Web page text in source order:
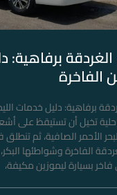
برفاهية:
الفاخرة
برفاهية: دليل خدمات
تخيل أن تستيقظ على
الأحمر الصافية، ثم
الفاخرة وشواطئها
بسيارة ليموزين مكيفة،